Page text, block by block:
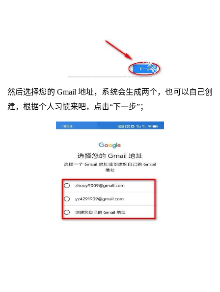
然后选择您的 Gmail 地址，系统会生成两个，也可以自己创
建，根据个人习惯来吧，点击“下一步”；